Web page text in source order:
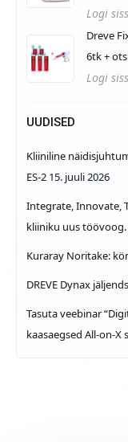
Logi
Dreve
6tk +
Logi
UUDISED
Kliiniline
ES-2 15. juuli 2026
Integrate, Innovate,
kliiniku uus töövoog.
Kuraray Noritake:
DREVE Dynax
Tasuta veebinar
kaasaegsed All-on-X